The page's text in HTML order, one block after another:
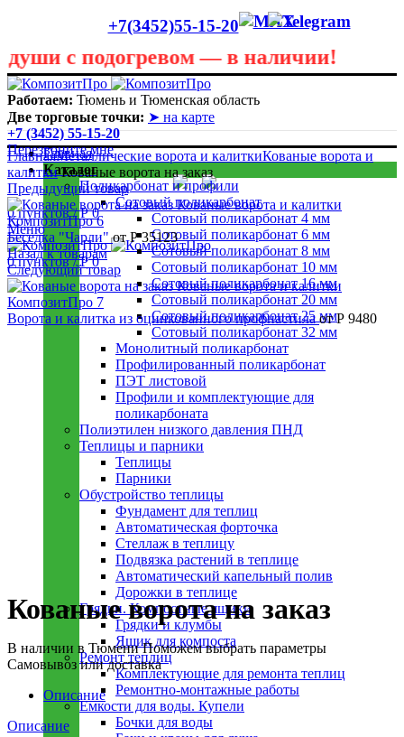
+7(3452)55-15-20
с подогревом — в наличии!
Лето сегодня только в теплице! В любую погоду она
пригодится! Скидки до 40 процентов! Звоните в любую
погоду 55 - 15 - 20
Работаем: Тюмень и Тюменская область
Две торговые точки: ➤ на карте
+7 (3452) 55-15-20
Перезвоните мне
0пунктов / Р0
Меню
0пунктов / Р0
Главная
Каталог
Поликарбонат и профили
Сотовый поликарбонат
Сотовый поликарбонат 4 мм
Сотовый поликарбонат 6 мм
Сотовый поликарбонат 8 мм
Сотовый поликарбонат 10 мм
Сотовый поликарбонат 16 мм
Сотовый поликарбонат 20 мм
Сотовый поликарбонат 25 мм
Сотовый поликарбонат 32 мм
Монолитный поликарбонат
Профилированный поликарбонат
ПЭТ листовой
Профили и комплектующие для
поликарбоната
Полиэтилен низкого давления ПНД
Теплицы и парники
Теплицы
Парники
Обустройство теплицы
Фундамент для теплиц
Автоматическая форточка
Стеллаж в теплицу
Подвязка растений в теплице
Автоматический капельный полив
Дорожки в теплице
Грядки. Компостные ящики
Грядки и клумбы
Ящик для компоста
Ремонт теплиц
Комплектующие для ремонта теплиц
Ремонтно-монтажные работы
Емкости для воды. Купели
Бочки для воды
ГлавнаяМеталлические ворота и калиткиКованые ворота и
калиткиКованые ворота на заказ
Предыдущий товар
Беседка "Чарли"отР35123
Назад к товарам
Следующий товар
Ворота и калитка из оцинкованного профнастилаотР 9480
Кованые ворота на заказ
В наличии в Тюмени Поможем выбрать параметры
Самовывоз или доставка
Описание
Описание